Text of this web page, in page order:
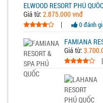
ELWOOD RESORT PHÚ QUỐC
Giá từ:2.875.000 vnđ
|
0 đánh
FAMIANA
Giá từ:
|